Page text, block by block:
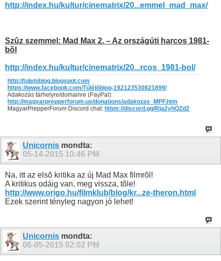
http://index.hu/kultur/cinematrix/20...emmel_mad_max/
Szûz szemmel: Mad Max 2. – Az országúti harcos 1981-
bõl
http://index.hu/kultur/cinematrix/20...rcos_1981-bol/
http://tuleloblog.blogspot.com
https://www.facebook.com/Túlélõblog-192123530821899/
Adakozás tárhelyre/domainre (PayPal):
http://magyarprepperforum.us/donations/adakozas_MPF.htm
MagyarPrepperForum Discord chat: https://discord.gg/Rja2yhQZd2
Unicornis mondta:
05-14-2015 10:46 PM
Na, itt az elsõ kritika az új Mad Max filmrõl!
A kritikus odáig van, meg vissza, tõle!
http://www.origo.hu/filmklub/blog/kr...ze-theron.html
Ezek szerint tényleg nagyon jó lehet!
Unicornis mondta:
06-05-2015 02:02 PM